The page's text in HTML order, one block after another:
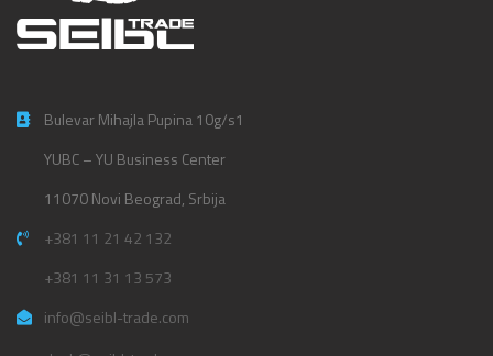
Bulevar Mihajla Pupina 10g/s1
YUBC – YU Business Center
11070 Novi Beograd, Srbija
+381 11 21 42 132
+381 11 31 13 573
info@seibl-trade.com